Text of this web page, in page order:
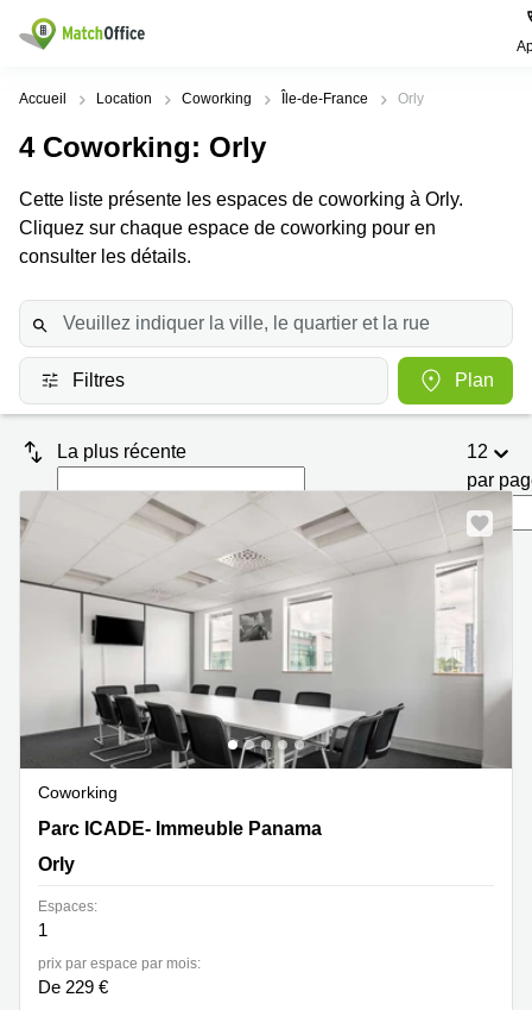
Rechercher / publier
Pages
produits
Bureau
d’affaires
Coworking
Salles
de
virtuel
Villes
Paris
Lille
Bordeaux
Marseille
Toulouse
Recherches
Centres
d'affaires
Location
bureau
Lille
Coworking
Paris
Coworking
Centres
d'affaires
Toulouse
Coworking
Toulouse
Coworking
Centres
Lyon
Location
Paris
Centre
d'affaires
Montpellier
Aide
Qui sommes-nous?
Prix
Connexion
Accueil Location Coworking Île-de-France Orly
4 Coworking: Orly
Cette liste présente les espaces de coworking à Orly.
Cliquez sur chaque espace de coworking pour en
consulter les détails.
Filtres Plan
La plus récente
12
par
Coworking
Parc ICADE- Immeuble Panama 45 Rue de Villeneuve,
Parc ICADE- Immeuble Panama
Orly
Espaces:
1
prix par espace par mois:
De 229 €